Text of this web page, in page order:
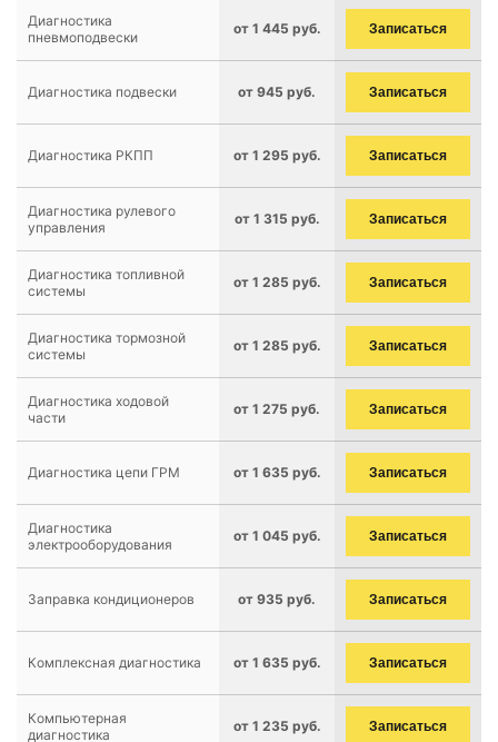
Диагностика
пневмоподвески
от 1 445 руб. Записаться
Диагностика подвески от 945 руб. Записаться
Диагностика РКПП от 1 295 руб. Записаться
Диагностика рулевого
управления
от 1 315 руб. Записаться
Диагностика топливной
системы
от 1 285 руб. Записаться
Диагностика тормозной
системы
от 1 285 руб. Записаться
Диагностика ходовой
части
от 1 275 руб. Записаться
Диагностика цепи ГРМ от 1 635 руб. Записаться
Диагностика
электрооборудования
от 1 045 руб. Записаться
Заправка кондиционеров от 935 руб. Записаться
Комплексная диагностика от 1 635 руб. Записаться
Компьютерная
диагностика
от 1 235 руб. Записаться